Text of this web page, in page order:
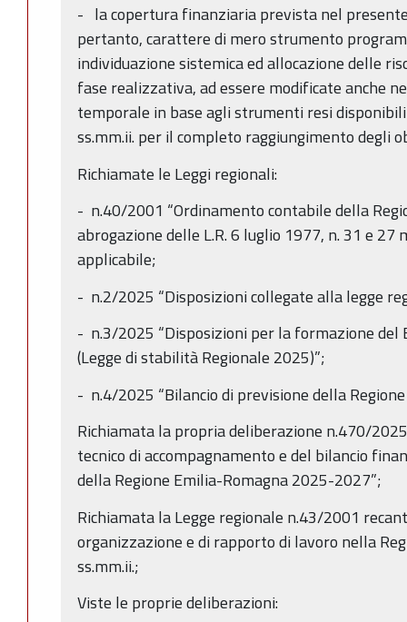
- la copertura finanziaria prevista nel
pertanto, carattere di mero strumento
individuazione sistemica ed allocazione delle
fase realizzativa, ad essere modificate anche
temporale in base agli strumenti resi
ss.mm.ii. per il completo raggiungimento degli
Richiamate le Leggi regionali:
- n.40/2001 “Ordinamento contabile della
abrogazione delle L.R. 6 luglio 1977, n. 31 e 27
applicabile;
- n.2/2025 “Disposizioni collegate alla legge
- n.3/2025 “Disposizioni per la formazione
(Legge di stabilità Regionale 2025)”;
- n.4/2025 “Bilancio di previsione della
Richiamata la propria deliberazione n.470/
tecnico di accompagnamento e del bilancio
della Regione Emilia-Romagna 2025-2027”;
Richiamata la Legge regionale n.43/2001
organizzazione e di rapporto di lavoro nella
ss.mm.ii.;
Viste le proprie deliberazioni: